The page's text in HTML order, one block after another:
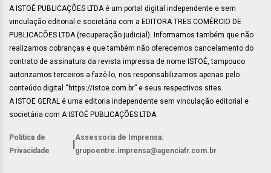
A ISTOÉ PUBLICAÇÕES LTDA é um portal digital independente e sem
vinculação editorial e societária com a EDITORA TRES COMÉRCIO DE
PUBLICACÕES LTDA (recuperação judicial). Informamos também que não
realizamos cobranças e que também não oferecemos cancelamento do
contrato de assinatura da revista impressa de nome ISTOÉ, tampouco
autorizamos terceiros a fazê-lo, nos responsabilizamos apenas pelo
conteúdo digital “https://istoe.com.br” e seus respectivos sites.
A ISTOE GERAL é uma editoria independente sem vinculação editorial e
societária com A ISTOÉ PUBLICAÇÕES LTDA.
Política de
Privacidade
Assessoria de Imprensa:
grupoentre.imprensa@agenciafr.com.br